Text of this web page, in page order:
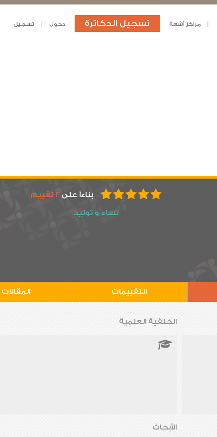
مراكز أشعة تسجيل الدكاترة دخول تسجيل
بناءاً على2 تقييم
نساء و توليد
التقييمات
الخلفية العلمية
الأبحاث